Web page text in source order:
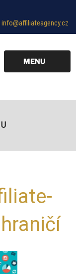
info@affiliateagency.cz
MENU